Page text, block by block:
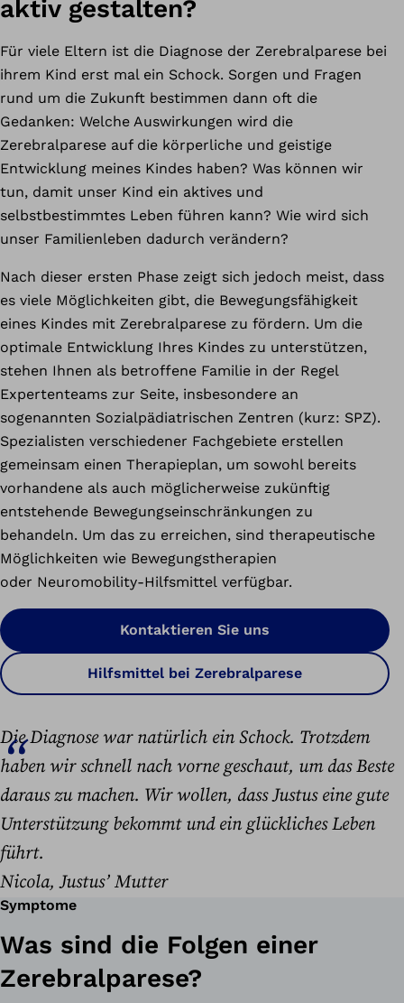
aktiv gestalten?
Für viele Eltern ist die Diagnose der Zerebralparese bei
ihrem Kind erst mal ein Schock. Sorgen und Fragen
rund um die Zukunft bestimmen dann oft die
Gedanken: Welche Auswirkungen wird die
Zerebralparese auf die körperliche und geistige
Entwicklung meines Kindes haben? Was können wir
tun, damit unser Kind ein aktives und
selbstbestimmtes Leben führen kann? Wie wird sich
unser Familienleben dadurch verändern?
Nach dieser ersten Phase zeigt sich jedoch meist, dass
es viele Möglichkeiten gibt, die Bewegungsfähigkeit
eines Kindes mit Zerebralparese zu fördern. Um die
optimale Entwicklung Ihres Kindes zu unterstützen,
stehen Ihnen als betroffene Familie in der Regel
Expertenteams zur Seite, insbesondere an
sogenannten Sozialpädiatrischen Zentren (kurz: SPZ).
Spezialisten verschiedener Fachgebiete erstellen
gemeinsam einen Therapieplan, um sowohl bereits
vorhandene als auch möglicherweise zukünftig
entstehende Bewegungseinschränkungen zu
behandeln. Um das zu erreichen, sind therapeutische
Möglichkeiten wie Bewegungstherapien
oder Neuromobility-Hilfsmittel verfügbar.
Kontaktieren Sie uns
Hilfsmittel bei Zerebralparese
Die Diagnose war natürlich ein Schock. Trotzdem
haben wir schnell nach vorne geschaut, um das Beste
daraus zu machen. Wir wollen, dass Justus eine gute
Unterstützung bekommt und ein glückliches Leben
führt.
Nicola, Justus’ Mutter
Symptome
Was sind die Folgen einer
Zerebralparese?